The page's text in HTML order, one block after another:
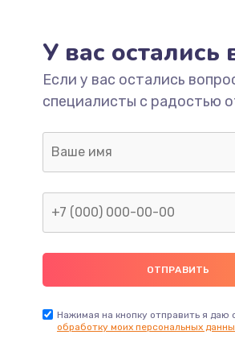
У вас остались
Если у вас остались
специалисты с радостью
Нажимая на кнопку отправить я даю
обработку моих персональных